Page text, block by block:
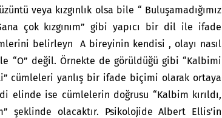
veya kızgınlık olsa bile “ Buluşamadığımız
çok kızgınım” gibi yapıcı bir dil ile ifade
belirleyn A bireyinin kendisi , olayı nasıl
“O” değil. Örnekte de görüldüğü gibi “Kalbimi
cümleleri yanlış bir ifade biçimi olarak ortaya
elinde ise cümlelerin doğrusu “Kalbim kırıldı,
şeklinde olacaktır. Psikolojide Albert Ellis’in